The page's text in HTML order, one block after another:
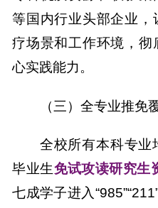
等国内行业头部企业
疗场景和工作环境，
心实践能力。
（三）全专业推免
全校所有本科专业
毕业生免试攻读研究生
七成学子进入